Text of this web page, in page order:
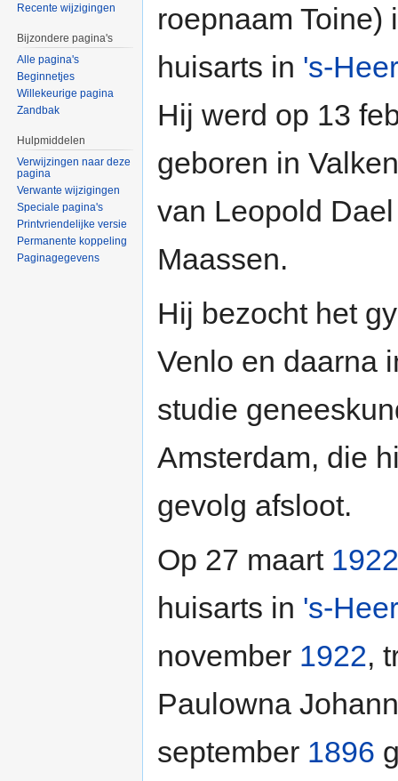
roepnaam Toine)
huisarts in 's-
Hij werd op 13
geboren in
van Leopold
Maassen.
Hij bezocht het
Venlo en daarna
studie
Amsterdam, die
gevolg afsloot.
Op 27 maart 1922
huisarts in 's-
november 1922,
Paulowna
september 1896
Recente wijzigingen
Bijzondere pagina's
Alle pagina's
Beginnetjes
Willekeurige pagina
Zandbak
Hulpmiddelen
Verwijzingen naar deze
pagina
Verwante wijzigingen
Speciale pagina's
Printvriendelijke versie
Permanente koppeling
Paginagegevens